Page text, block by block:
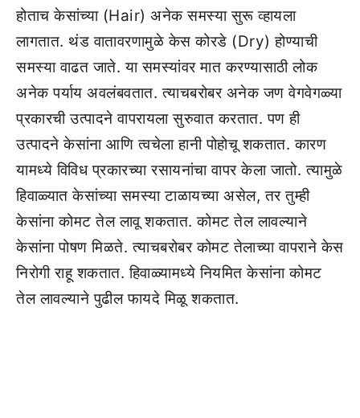
होताच केसांच्या (Hair) अनेक समस्या सुरू व्हायला
लागतात. थंड वातावरणामुळे केस कोरडे (Dry) होण्याची
समस्या वाढत जाते. या समस्यांवर मात करण्यासाठी लोक
अनेक पर्याय अवलंबवतात. त्याचबरोबर अनेक जण वेगवेगळ्या
प्रकारची उत्पादने वापरायला सुरुवात करतात. पण ही
उत्पादने केसांना आणि त्वचेला हानी पोहोचू शकतात. कारण
यामध्ये विविध प्रकारच्या रसायनांचा वापर केला जातो. त्यामुळे
हिवाळ्यात केसांच्या समस्या टाळायच्या असेल, तर तुम्ही
केसांना कोमट तेल लावू शकतात. कोमट तेल लावल्याने
केसांना पोषण मिळते. त्याचबरोबर कोमट तेलाच्या वापराने केस
निरोगी राहू शकतात. हिवाळ्यामध्ये नियमित केसांना कोमट
तेल लावल्याने पुढील फायदे मिळू शकतात.